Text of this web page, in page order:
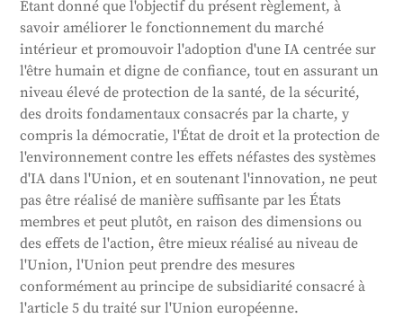
Étant donné que l'objectif du présent règlement, à
savoir améliorer le fonctionnement du marché
intérieur et promouvoir l'adoption d'une IA centrée sur
l'être humain et digne de confiance, tout en assurant un
niveau élevé de protection de la santé, de la sécurité,
des droits fondamentaux consacrés par la charte, y
compris la démocratie, l'État de droit et la protection de
l'environnement contre les effets néfastes des systèmes
d'IA dans l'Union, et en soutenant l'innovation, ne peut
pas être réalisé de manière suffisante par les États
membres et peut plutôt, en raison des dimensions ou
des effets de l'action, être mieux réalisé au niveau de
l'Union, l'Union peut prendre des mesures
conformément au principe de subsidiarité consacré à
l'article 5 du traité sur l'Union européenne.